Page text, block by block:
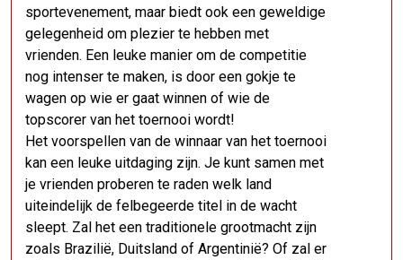
sportevenement, maar biedt ook een geweldige
gelegenheid om plezier te hebben met
vrienden. Een leuke manier om de competitie
nog intenser te maken, is door een gokje te
wagen op wie er gaat winnen of wie de
topscorer van het toernooi wordt!
Het voorspellen van de winnaar van het toernooi
kan een leuke uitdaging zijn. Je kunt samen met
je vrienden proberen te raden welk land
uiteindelijk de felbegeerde titel in de wacht
sleept. Zal het een traditionele grootmacht zijn
zoals Brazilië, Duitsland of Argentinië? Of zal er